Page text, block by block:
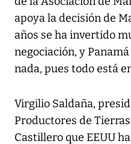
apoya la decisión de
años se ha invertido
negociación, y
nada, pues todo está
Virgilio Saldaña,
Productores de
Castillero que EEUU